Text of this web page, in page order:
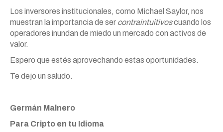
Los inversores institucionales, como Michael Saylor, nos
muestran la importancia de ser contraintuitivoscuando los
operadores inundan de miedo un mercado con activos de
valor.
Espero que estés aprovechando estas oportunidades.
Te dejo un saludo.
Germán Malnero
Para Cripto en tu Idioma